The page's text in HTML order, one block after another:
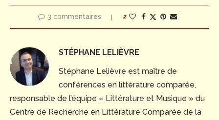
3 commentaires 2
STÉPHANE LELIÈVRE
Stéphane Lelièvre est maître de
conférences en littérature comparée,
responsable de l’équipe « Littérature et Musique » du
Centre de Recherche en Littérature Comparée de la